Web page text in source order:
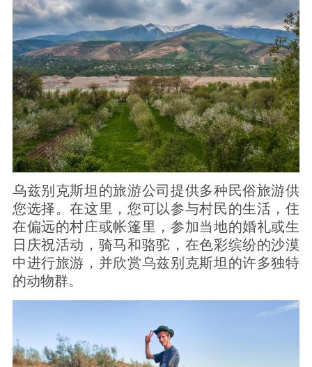
乌兹别克斯坦的旅游公司提供多种民俗旅游供
您选择。在这里，您可以参与村民的生活，住
在偏远的村庄或帐篷里，参加当地的婚礼或生
日庆祝活动，骑马和骆驼，在色彩缤纷的沙漠
中进行旅游，并欣赏乌兹别克斯坦的许多独特
的动物群。